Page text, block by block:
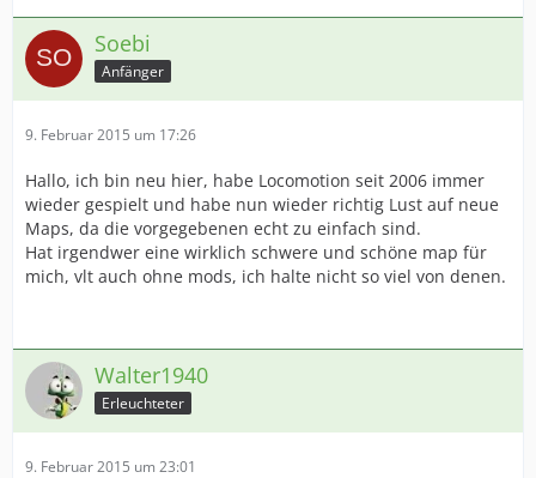
Soebi
Anfänger
9. Februar 2015 um 17:26
Hallo, ich bin neu hier, habe Locomotion seit 2006 immer
wieder gespielt und habe nun wieder richtig Lust auf neue
Maps, da die vorgegebenen echt zu einfach sind.
Hat irgendwer eine wirklich schwere und schöne map für
mich, vlt auch ohne mods, ich halte nicht so viel von denen.
Walter1940
Erleuchteter
9. Februar 2015 um 23:01